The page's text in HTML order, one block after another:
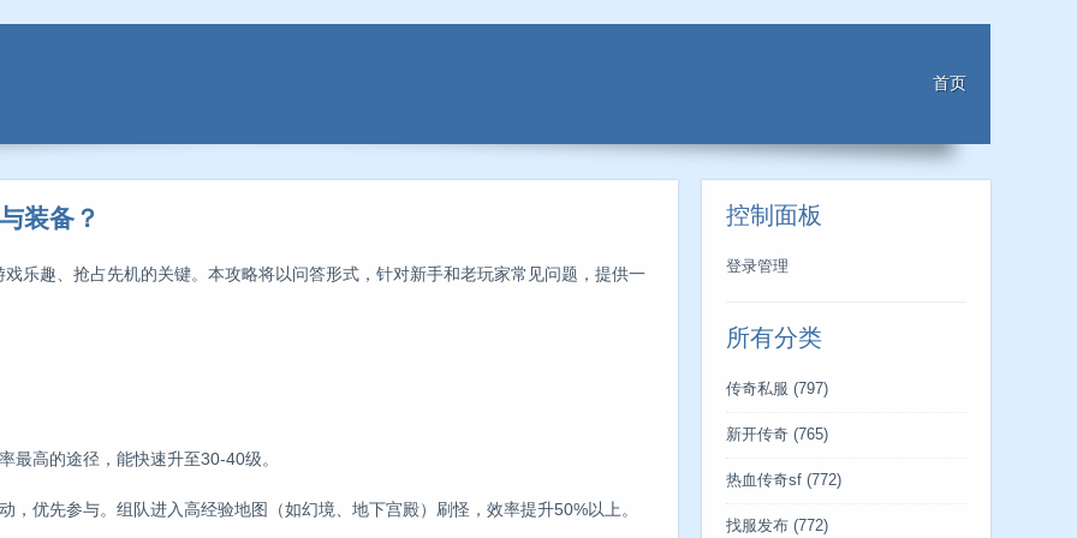
首页
装备？
乐趣、抢占先机的关键。本攻略将以问答形式，针对新手和老玩家常见问题，提供一
最高的途径，能快速升至30-40级。
优先参与。组队进入高经验地图（如幻境、地下宫殿）刷怪，效率提升50%以上。
控制面板
登录管理
所有分类
传奇私服 (797)
新开传奇 (765)
热血传奇sf (772)
找服发布 (772)